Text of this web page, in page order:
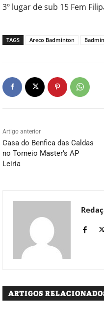
3º lugar de sub 15 Fem
TAGS Areco Badminton
Artigo anterior
Casa do Benfica das Caldas
no Torneio Master’s AP
Leiria
ARTIGOS